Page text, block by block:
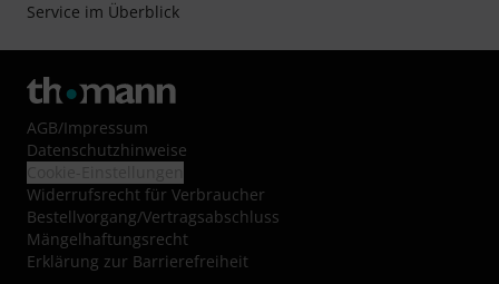
Service im Überblick
AGB/Impressum
Datenschutzhinweise
Widerrufsrecht für Verbraucher
Bestellvorgang/Vertragsabschluss
Mängelhaftungsrecht
Erklärung zur Barrierefreiheit